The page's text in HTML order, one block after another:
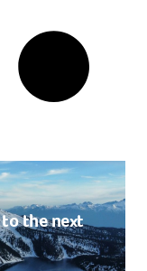
to the next